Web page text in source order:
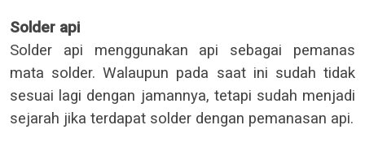
Solder api
Solder api menggunakan api sebagai pemanas
mata solder. Walaupun pada saat ini sudah tidak
sesuai lagi dengan jamannya, tetapi sudah menjadi
sejarah jika terdapat solder dengan pemanasan api.